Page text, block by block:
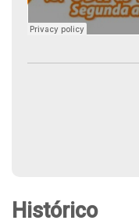
Histórico